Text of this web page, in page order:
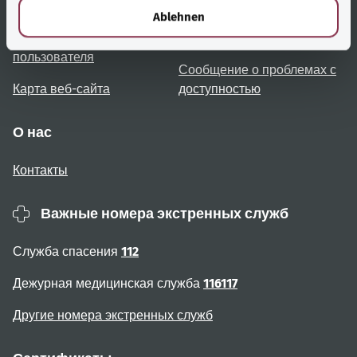
Ablehnen
Обзор тем
Примечания для
пользователя
Карта веб-сайта
Доступность
Сообщение о проблемах с
доступностью
О нас
Контакты
Важные номера экстренных служб
Служба спасения 112
Дежурная медицинская служба 116117
Другие номера экстренных служб